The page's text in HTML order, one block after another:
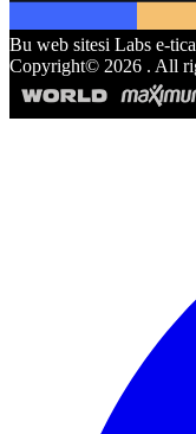
Bu web sitesi Labs e-
Copyright© 2026 . All